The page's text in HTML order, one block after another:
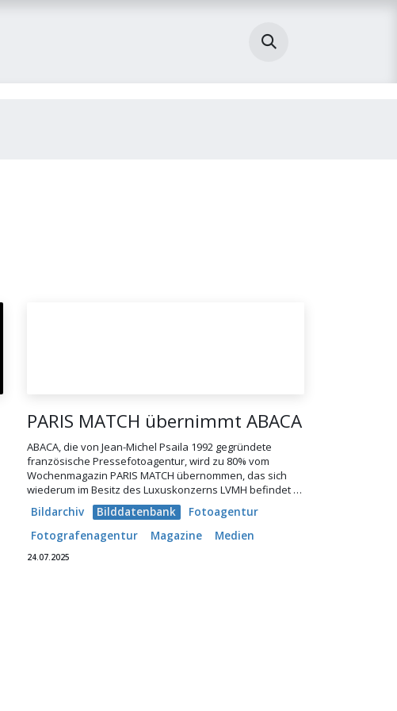
PARIS MATCH übernimmt ABACA
ABACA, die von Jean-Michel Psaila 1992 gegründete
französische Pressefotoagentur, wird zu 80% vom
Wochenmagazin PARIS MATCH übernommen, das sich
wiederum im Besitz des Luxuskonzerns LVMH befindet …
Bildarchiv
Bilddatenbank
Fotoagentur
Fotografenagentur
Magazine Medien
24.07.2025